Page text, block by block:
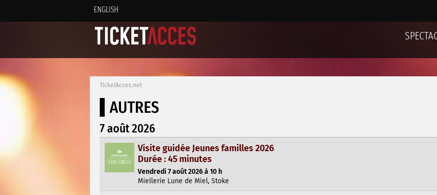
ENGLISH
TicketAcces.net
AUTRES
7 août 2026
Visite guidée Jeunes familles 2026
Durée : 45 minutes
Vendredi 7 août 2026 à 10 h
Miellerie Lune de Miel, Stoke